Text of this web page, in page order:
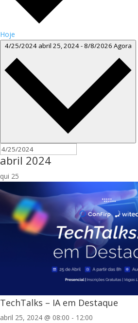
Hoje
4/25/2024 abril 25, 2024-8/8/2026 Agora
abril 2024
qui 25
TechTalks – IA em Destaque
abril 25, 2024 @ 08:00 - 12:00